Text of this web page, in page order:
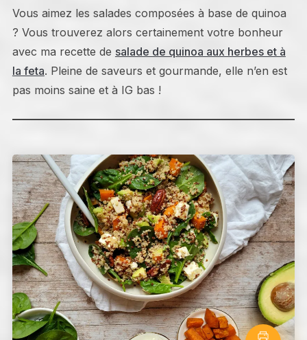
Vous aimez les salades composées à base de quinoa
? Vous trouverez alors certainement votre bonheur
avec ma recette de salade de quinoa aux herbes et à
la feta. Pleine de saveurs et gourmande, elle n’en est
pas moins saine et à IG bas !